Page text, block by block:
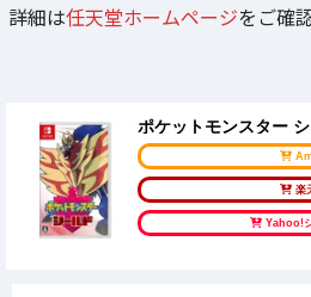
詳細は任天堂ホームページをご確
ポケットモンスター
楽
Yahoo!